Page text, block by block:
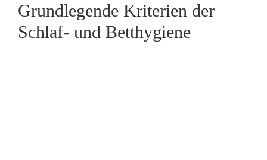
Grundlegende Kriterien der
Schlaf- und Betthygiene